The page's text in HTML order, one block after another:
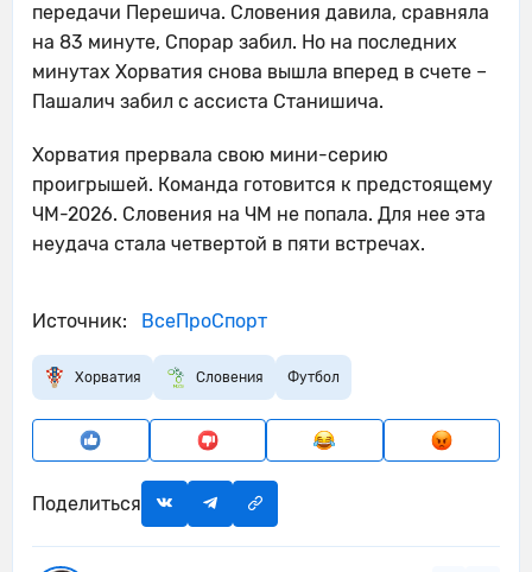
передачи Перешича. Словения давила, сравняла
на 83 минуте, Спорар забил. Но на последних
минутах Хорватия снова вышла вперед в счете –
Пашалич забил с ассиста Станишича.
Хорватия прервала свою мини-серию
проигрышей. Команда готовится к предстоящему
ЧМ-2026. Словения на ЧМ не попала. Для нее эта
неудача стала четвертой в пяти встречах.
Источник: ВсеПроСпорт
Хорватия Словения Футбол
Поделиться